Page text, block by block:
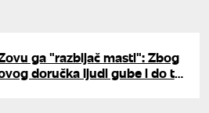
ga "razbijač masti": Zbog
doručka ljudi gube i do tri